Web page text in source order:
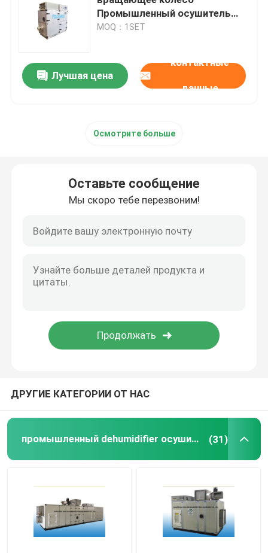
dehumidifying оборудование
Dehumidifier ротора осушителя
Передвижной Dehumidifier
Промышленное оборудование для сушки
Dehumidifier осушителя фармацевтической
Dehumidifier осушителя индустрии батареи лития
Промышленный осушитель
обезвоживатель
MOQ：1SET
Лучшая цена
контактные
данные
Осмотрите больше
Оставьте сообщение
Мы скоро тебе перезвоним!
ДРУГИЕ КАТЕГОРИИ ОТ НАС
промышленный dehumidifier осушителя (31)